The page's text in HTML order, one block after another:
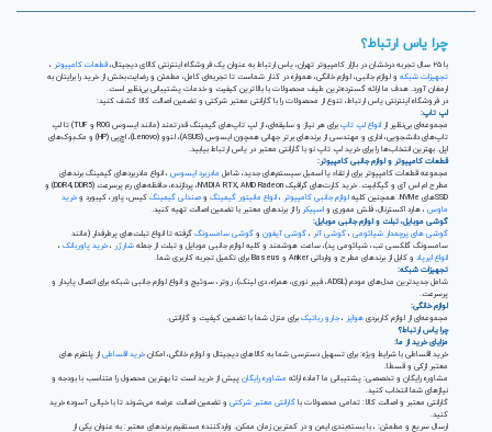
چرا یاس ارتباط؟
با ۲۵ سال تجربه درخشان در بازار کامپیوتر تهران، یاس ارتباط به عنوان یک فروشگاه اینترنتی کالای دیجیتال، قطعات کامپیوتر
تجهیزات شبکه
و لوازم جانبی، لوازم خانگی، همواره در کنار شماست تا تجربه‌ای کامل، مطمئن و رضایت‌بخش از خرید را برایتان به
ارمغان آورد. هدف ما ارائه گسترده‌ترین طیف محصولات با بالاترین کیفیت و خدمات پشتیبانی بی‌نظیر است.
در فروشگاه اینترنتی یاس ارتباط، تنوع از محصولات را با گارانتی معتبر شرکتی و تضمین اصالت کالا کشف کنید:
لپ تاپ:
مجموعه‌ای بی‌نظیر از انواع لپ تاپ
برای هر نیاز و سلیقه‌ای، از لپ تاپ‌های گیمینگ قدرتمند (مانند ایسوس ROG و TUF) تا لپ
تاپ‌های دانشجویی، اداری و مهندسی از برندهای برتر جهانی همچون ایسوس (ASUS)، لنوو (Lenovo)، اچ‌پی (HP) و مک‌بوک‌های
اپل. بهترین انتخاب‌ها را برای خرید لپ تاپ نو با گارانتی معتبر در یاس ارتباط بیابید.
قطعات کامپیوتر و لوازم جانبی کامپیوتر:
مجموعه قطعات کامپیوتر برای ارتقاء یا اسمبل سیستم‌های جدید، شامل مادربرد ایسوس ، انواع مادربردهای گیمینگ برندهای
مطرح ام اس آی و گیگابیت. خرید کارت‌های گرافیک NVIDIA RTX, AMD Radeon، پردازنده‌، حافظه‌های رم پرسرعت (DDR4, DDR5) و
SSDهای NVMe. همچنین کلیه
لوازم جانبی کامپیوتر انواع مانیتور گیمینگ صندلی گیمینگ
خرید
ماوس
اسپیکر
گوشی موبایل، تبلت و لوازم جانبی موبایل:
گوشی های پرچمدار شیائومی گوشی آنر گوشی آیفون گوشی سامسونگ گرفته تا انواع تبلت‌های پرطرفدار (مانند
سامسونگ گلکسی تب، شیائومی پد)، ساعت هوشمند و کلیه لوازم جانبی موبایل و تبلت از جمله شارژر خرید پاوربانک
انواع ایرپاد
تجهیزات شبکه:
شامل جدیدترین مدل‌های مودم (ADSL، فیبر نوری، همراه، دی لینک)، روتر، سوئیچ و انواع لوازم جانبی شبکه برای اتصال پایدار و
پرسرعت.
لوازم خانگی:
مجموعه‌ای از لوازم کاربردی هواپز جارو رباتیک
چرا یاس ارتباط؟
مزایای خرید از ما:
خرید اقساطی با شرایط ویژه: برای تسهیل دسترسی شما به کالاهای دیجیتال و لوازم خانگی، امکانخرید اقساطی از پلتفرم های
معتبر ازکی و قسطا.
مشاوره رایگان و تخصصی: پشتیبانی ما آماده ارائه مشاوره رایگان پیش از خرید است تا بهترین محصول را متناسب با بودجه و
نیازهای شما انتخاب کنید.
گارانتی معتبر و اصالت کالا: تمامی محصولات با گارانتی معتبر شرکتی و تضمین اصالت عرضه می‌شوند تا با خیالی آسوده خرید
کنید.
ارسال سریع و مطمئن: ، با بسته‌بندی ایمن و در کمترین زمان ممکن. واردکننده مستقیم برندهای معتبر: به عنوان یکی از